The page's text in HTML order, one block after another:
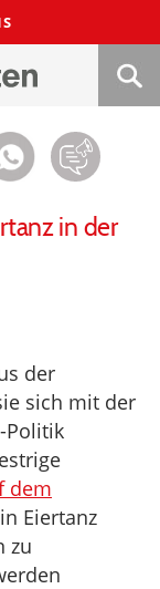
in der
der
sich mit der
Politik
dem
Eiertanz
zu